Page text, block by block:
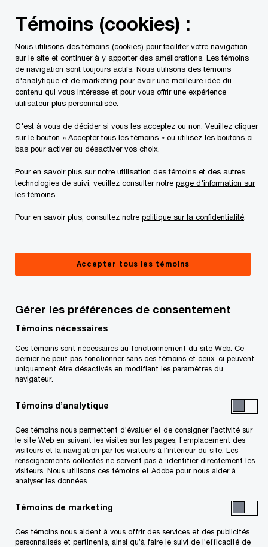
content
footer
PwC Canada Contacts Shirley Hu
Première directrice, Gestion des risques financiers –
comptabilité et services-conseils en évaluation – Instruments
financiers, PwC Canada
Coordonnées
Tél. : +1 416 687 9045
Courriel
Conjuguons expertise et tech pour vous permettre
Découvrez comment
Suivre PwC Canada
Témoins (cookies) :
Nous utilisons des témoins (cookies) pour faciliter votre navigation
sur le site et continuer à y apporter des améliorations. Les témoins
de navigation sont toujours actifs. Nous utilisons des témoins
d'analytique et de marketing pour avoir une meilleure idée du
contenu qui vous intéresse et pour vous offrir une expérience
utilisateur plus personnalisée.
C'est à vous de décider si vous les acceptez ou non. Veuillez cliquer
sur le bouton « Accepter tous les témoins » ou utilisez les boutons ci-
bas pour activer ou désactiver vos choix.
Pour en savoir plus sur notre utilisation des témoins et des autres
technologies de suivi, veuillez consulter notre page d'information sur
les témoins
Pour en savoir plus, consultez notre politique sur la confidentialité
Accepter tous les témoins
Gérer les préférences de consentement
Témoins nécessaires
Ces témoins sont nécessaires au fonctionnement du site Web. Ce
dernier ne peut pas fonctionner sans ces témoins et ceux-ci peuvent
uniquement être désactivés en modifiant les paramètres du
navigateur.
Témoins d’analytique
Ces témoins nous permettent d’évaluer et de consigner l’activité sur
le site Web en suivant les visites sur les pages, l’emplacement des
visiteurs et la navigation par les visiteurs à l’intérieur du site. Les
renseignements collectés ne servent pas à ’identifier directement les
visiteurs. Nous utilisons ces témoins et Adobe pour nous aider à
analyser les données.
Témoins de marketing
Ces témoins nous aident à vous offrir des services et des publicités
personnalisés et pertinents, ainsi qu’à faire le suivi de l’efficacité de